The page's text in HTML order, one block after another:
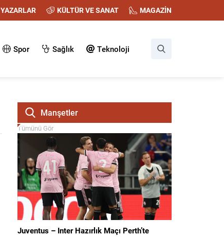
YAZARLAR KÜLTÜR VE SANAT MAGAZİN
Spor Sağlık Teknoloji
Manşetler
Tümünü Gör
Juventus – Inter Hazırlık Maçı Perth’te